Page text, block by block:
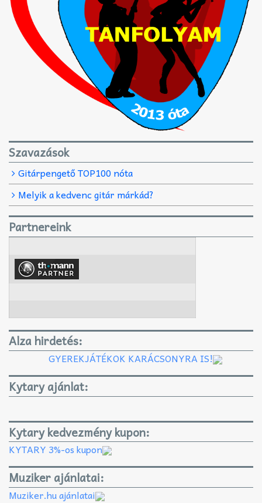
Szavazások
Gitárpengető TOP100 nóta
Melyik a kedvenc gitár márkád?
Partnereink
Alza hirdetés:
GYEREKJÁTÉKOK KARÁCSONYRA IS!
Kytary ajánlat:
Kytary kedvezmény kupon:
KYTARY 3%-os kupon
Muziker ajánlatai:
Muziker.hu ajánlatai